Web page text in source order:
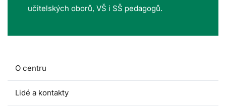
učitelských oborů, VŠ i SŠ pedagogů.
O centru
Lidé a kontakty